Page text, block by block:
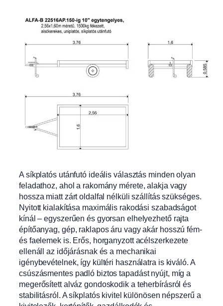
A síkplatós utánfutó ideális választás minden olyan
feladathoz, ahol a rakomány mérete, alakja vagy
hossza miatt zárt oldalfal nélküli szállítás szükséges.
Nyitott kialakítása maximális rakodási szabadságot
kínál – egyszerűen és gyorsan elhelyezhető rajta
építőanyag, gép, raklapos áru vagy akár hosszú fém-
és faelemek is. Erős, horganyzott acélszerkezete
ellenáll az időjárásnak és a mechanikai
igénybevételnek, így kültéri használatra is kiváló. A
csúszásmentes padló biztos tapadást nyújt, míg a
megerősített alváz gondoskodik a teherbírásról és
stabilitásról. A síkplatós kivitel különösen népszerű a